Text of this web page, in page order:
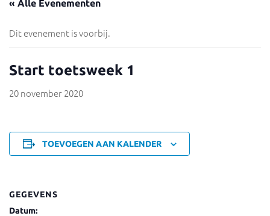
« Alle Evenementen
Dit evenement is voorbij.
Start toetsweek 1
20 november 2020
TOEVOEGEN AAN KALENDER
GEGEVENS
Datum: